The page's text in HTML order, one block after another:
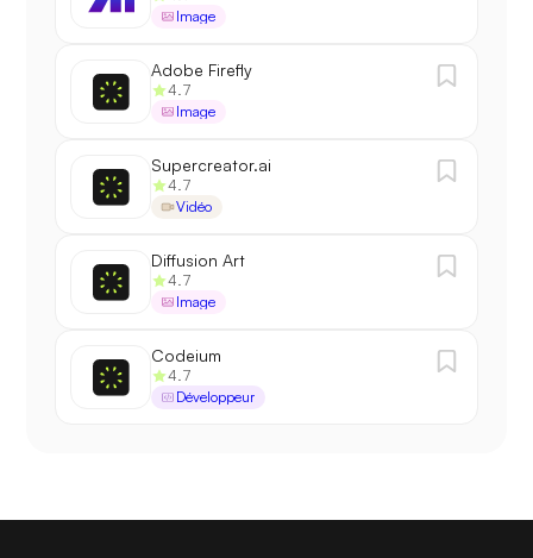
Image
Adobe Firefly
4.7
Image
Supercreator.ai
4.7
Vidéo
Diffusion Art
4.7
Image
Codeium
4.7
Développeur